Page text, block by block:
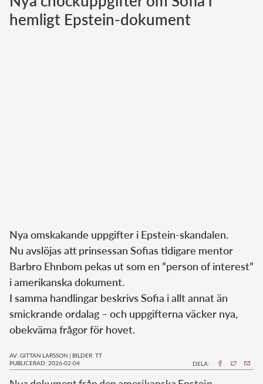
Norska kungahuset
hemligt Epstein-dokument
Nya omskakande uppgifter i Epstein-skandalen.
Nu avslöjas att prinsessan Sofias tidigare mentor
Barbro Ehnbom pekas ut som en ”person of interest”
i amerikanska dokument.
I samma handlingar beskrivs Sofia i allt annat än
smickrande ordalag – och uppgifterna väcker nya,
obekväma frågor för hovet.
AV: GITTAN LARSSON | BILDER: TT
PUBLICERAD: 2026-02-04
DELA: